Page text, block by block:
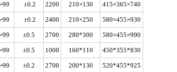
99 ±0.2 2200 210×130 415×365×740
99 ±0.2 2400 210×250 580×455×930
99 ±0.5 2700 280*300 580×455×990
99 ±0.5 1000 160*110 450*355*830
99 ±0.2 2700 200*130 520*455*925